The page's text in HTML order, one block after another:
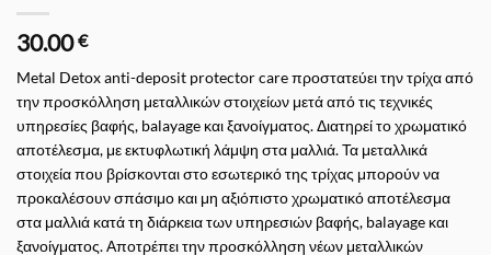
30.00€
Metal Detox anti-deposit protector care προστατεύει την τρίχα από
την προσκόλληση μεταλλικών στοιχείων μετά από τις τεχνικές
υπηρεσίες βαφής, balayage και ξανοίγματος. Διατηρεί το χρωματικό
αποτέλεσμα, με εκτυφλωτική λάμψη στα μαλλιά. Τα μεταλλικά
στοιχεία που βρίσκονται στο εσωτερικό της τρίχας μπορούν να
προκαλέσουν σπάσιμο και μη αξιόπιστο χρωματικό αποτέλεσμα
στα μαλλιά κατά τη διάρκεια των υπηρεσιών βαφής, balayage και
ξανοίγματος. Αποτρέπει την προσκόλληση νέων μεταλλικών